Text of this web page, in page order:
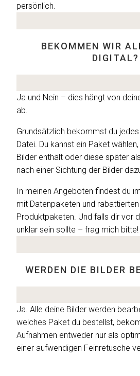
persönlich.
BEKOMMEN WIR
DIGITAL?
Ja und Nein – dies hängt von
ab.
Grundsätzlich bekommst du
Datei. Du kannst ein Paket
Bilder enthält oder diese später
nach einer Sichtung der Bilder
In meinen Angeboten findest du
mit Datenpaketen und rabattierten
Produktpaketen. Und falls dir vor
unklar sein sollte – frag mich bitte!
WERDEN DIE BILDER
Ja. Alle deine Bilder werden
welches Paket du bestellst,
Aufnahmen entweder nur als
einer aufwendigen Feinretusche